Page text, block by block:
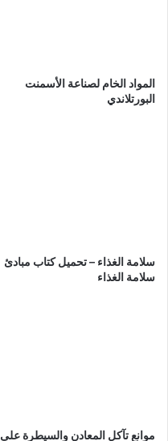
المواد الخام لصناعة الأسمنت
البورتلاندي
سلامة الغذاء – تحميل كتاب مبادئ
سلامة الغذاء
موانع تآكل المعادن والسيطرة على